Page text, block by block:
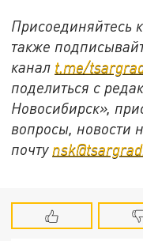
Присоединяйтесь
также
канал t.me/
поделиться с
Новосибирск»,
вопросы, новости
почту